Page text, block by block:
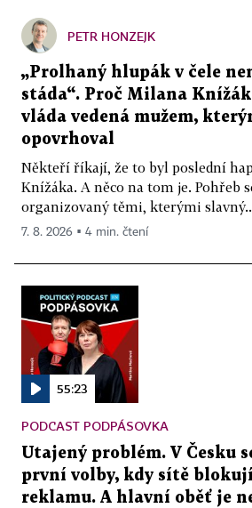
PETR HONZEJK
„Prolhaný hlupák v čele
stáda“. Proč Milana
vláda vedená mužem,
opovrhoval
Někteří říkají, že to byl poslední
Knížáka. A něco na tom je. Pohřeb
organizovaný těmi, kterými
7. 8. 2026 ▪ 4 min. čtení
55:23
PODCAST PODPÁSOVKA
Utajený problém. V Česku
první volby, kdy sítě
reklamu. A hlavní oběť je